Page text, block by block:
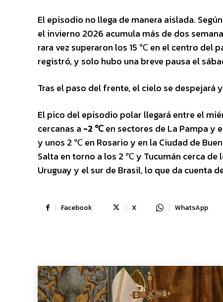
El episodio no llega de manera aislada.
el invierno 2026 acumula más de dos
rara vez superaron los 15 ℃ en el centro del
registró, y solo hubo una breve pausa el
Tras el paso del frente, el cielo se
El pico del episodio polar llegará entre el
cercanas a -2 ℃en sectores de La Pampa y
y unos 2 ℃ en Rosario y en la Ciudad de
Salta en torno a los 2 ℃ y Tucumán cerca de
Uruguay y el sur de Brasil, lo que da cuenta
Facebook X WhatsApp